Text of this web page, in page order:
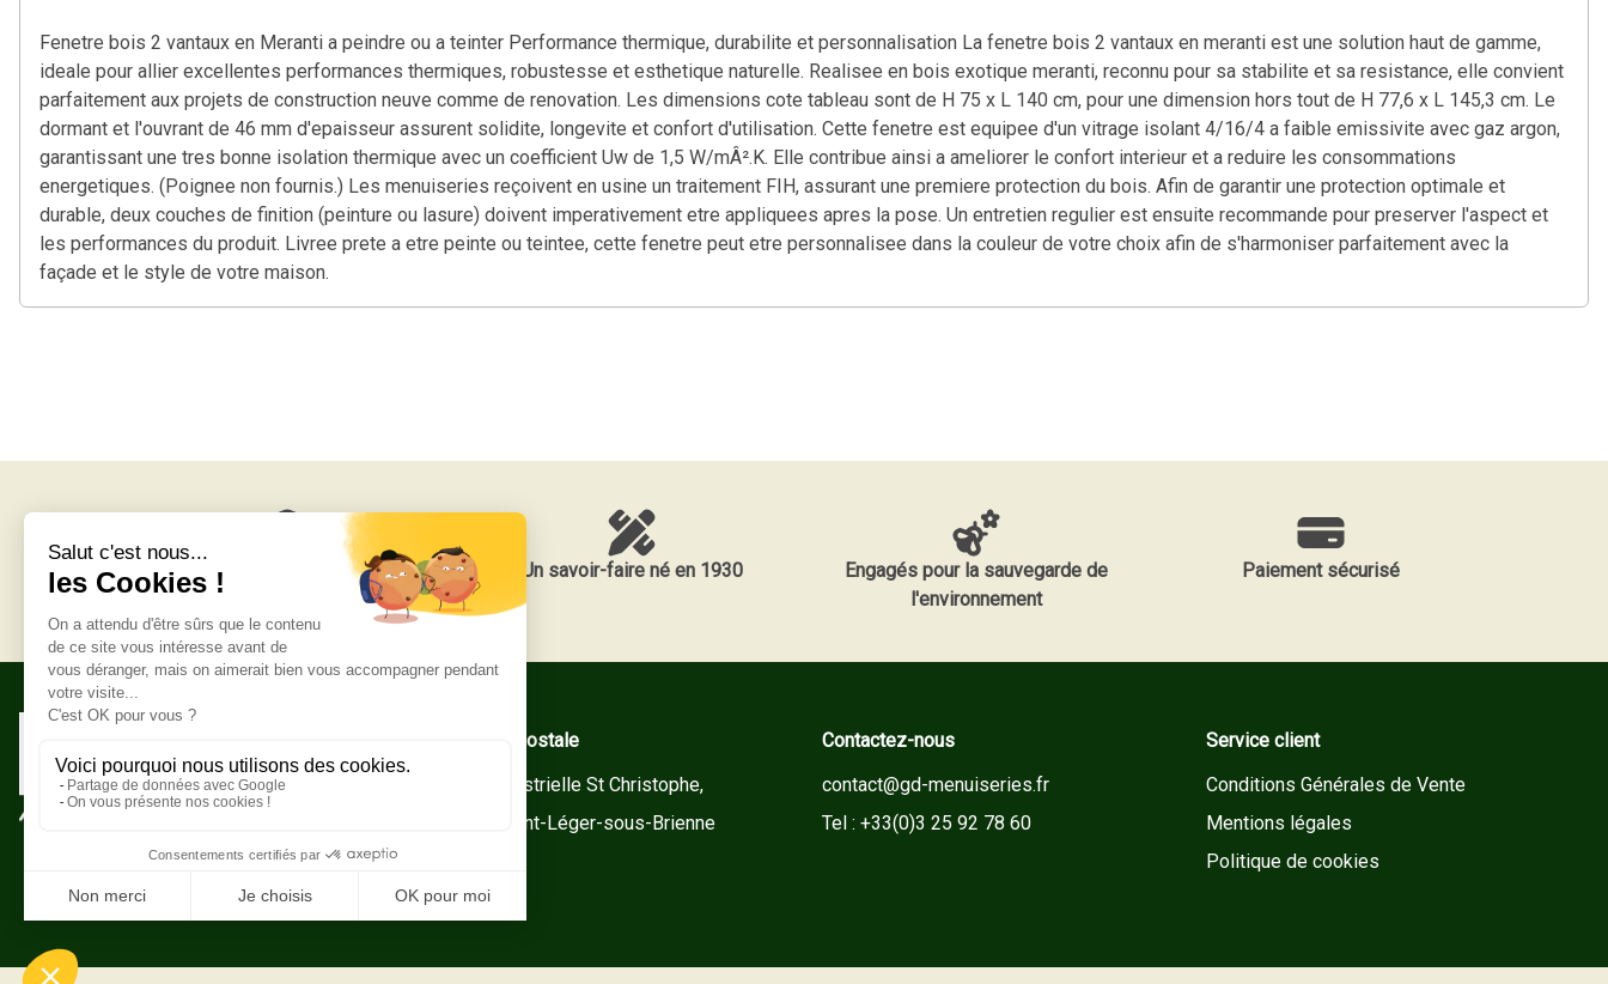
Fenetre bois 2 vantaux en Meranti a peindre ou a teinter Performance thermique, durabilite et personnalisation La fenetre bois 2 vantaux en meranti est une solution haut de gamme,
ideale pour allier excellentes performances thermiques, robustesse et esthetique naturelle. Realisee en bois exotique meranti, reconnu pour sa stabilite et sa resistance, elle convient
parfaitement aux projets de construction neuve comme de renovation. Les dimensions cote tableau sont de H 75 x L 140 cm, pour une dimension hors tout de H 77,6 x L 145,3 cm. Le
dormant et l'ouvrant de 46 mm d'epaisseur assurent solidite, longevite et confort d'utilisation. Cette fenetre est equipee d'un vitrage isolant 4/16/4 a faible emissivite avec gaz argon,
garantissant une tres bonne isolation thermique avec un coefficient Uw de 1,5 W/mÂ².K. Elle contribue ainsi a ameliorer le confort interieur et a reduire les consommations
energetiques. (Poignee non fournis.) Les menuiseries reçoivent en usine un traitement FIH, assurant une premiere protection du bois. Afin de garantir une protection optimale et
durable, deux couches de finition (peinture ou lasure) doivent imperativement etre appliquees apres la pose. Un entretien regulier est ensuite recommande pour preserver l'aspect et
les performances du produit. Livree prete a etre peinte ou teintee, cette fenetre peut etre personnalisee dans la couleur de votre choix afin de s'harmoniser parfaitement avec la
façade et le style de votre maison.
Livraison gratuite Un savoir-faire né en 1930
Engagés pour la sauvegarde de
l'environnement
Paiement sécurisé
Adresse postale
Zone Industrielle St Christophe,
10500 Saint-Léger-sous-Brienne
Contactez-nous
contact@gd-menuiseries.fr
Tel : +33(0)3 25 92 78 60
Service client
Conditions Générales de Vente
Mentions légales
Politique de cookies